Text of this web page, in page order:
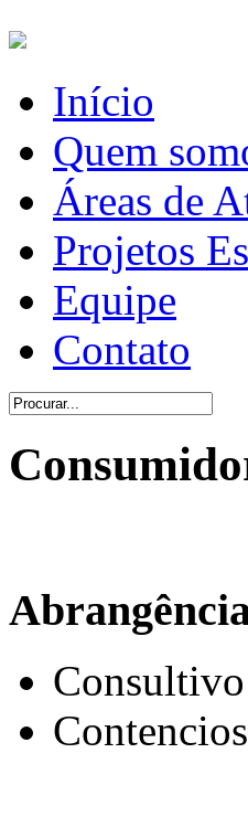
Início
Quem
Áreas de
Projetos
Equipe
Contato
Consultivo